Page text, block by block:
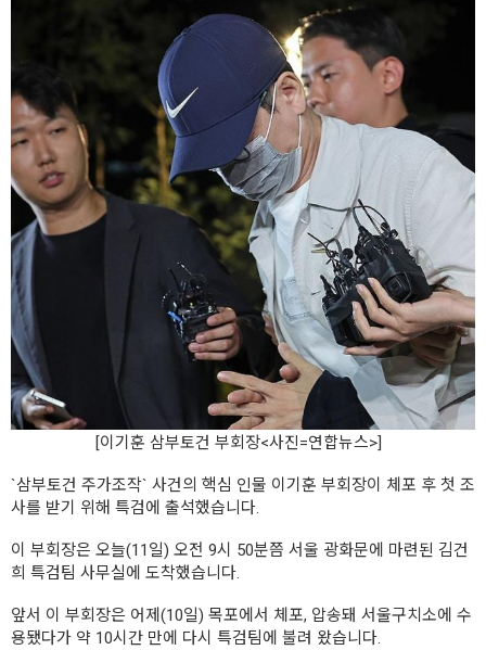
[이기훈 삼부토건 부회장<사진=연합뉴스>]
`삼부토건 주가조작` 사건의 핵심 인물 이기훈 부회장이 체포 후 첫 조
사를 받기 위해 특검에 출석했습니다.
이 부회장은 오늘(11일) 오전 9시 50분쯤 서울 광화문에 마련된 김건
희 특검팀 사무실에 도착했습니다.
앞서 이 부회장은 어제(10일) 목포에서 체포, 압송돼 서울구치소에 수
용됐다가 약 10시간 만에 다시 특검팀에 불려 왔습니다.